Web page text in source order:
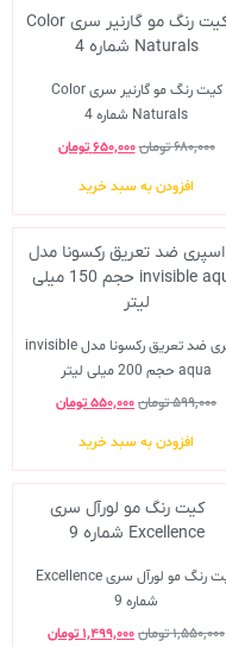
کیت رنگ مو گارنیر سری Color
Naturals شماره 4
۶۸۰,۰۰۰تومان۶۵۰,۰۰۰ تومان
افزودن به سبد خرید
اسپری ضد تعریق رکسونا مدل invisible
aqua حجم 200 میلی لیتر
۵۹۹,۰۰۰تومان۵۵۰,۰۰۰تومان
افزودن به سبد خرید
کیت رنگ مو لورآل سری Excellence
شماره 9
۱,۵۵۰,۰۰۰تومان۱,۴۹۹,۰۰۰ تومان